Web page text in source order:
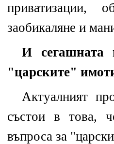
приватизации,
заобикаляне и
И сегашната
"царските"
Актуалният
състои в това,
въпроса за